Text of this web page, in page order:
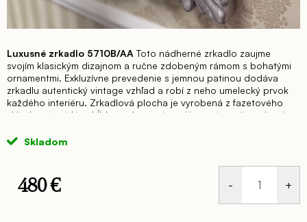
Luxusné zrkadlo 5710B/AA Toto nádherné zrkadlo zaujme
svojím klasickým dizajnom a ručne zdobeným rámom s bohatými
ornamentmi. Exkluzívne prevedenie s jemnou patinou dodáva
zrkadlu autentický vintage vzhľad a robí z neho umelecký prvok
každého interiéru. Zrkadlová plocha je vyrobená z fazetového
skla, ktoré pridáva hĺbku a eleganciu, pričom zároveň poskytuje
životnosť, zatiaľ čo nadčasový dizajn umožňuje jeho univerzálne
Skladom
480 €